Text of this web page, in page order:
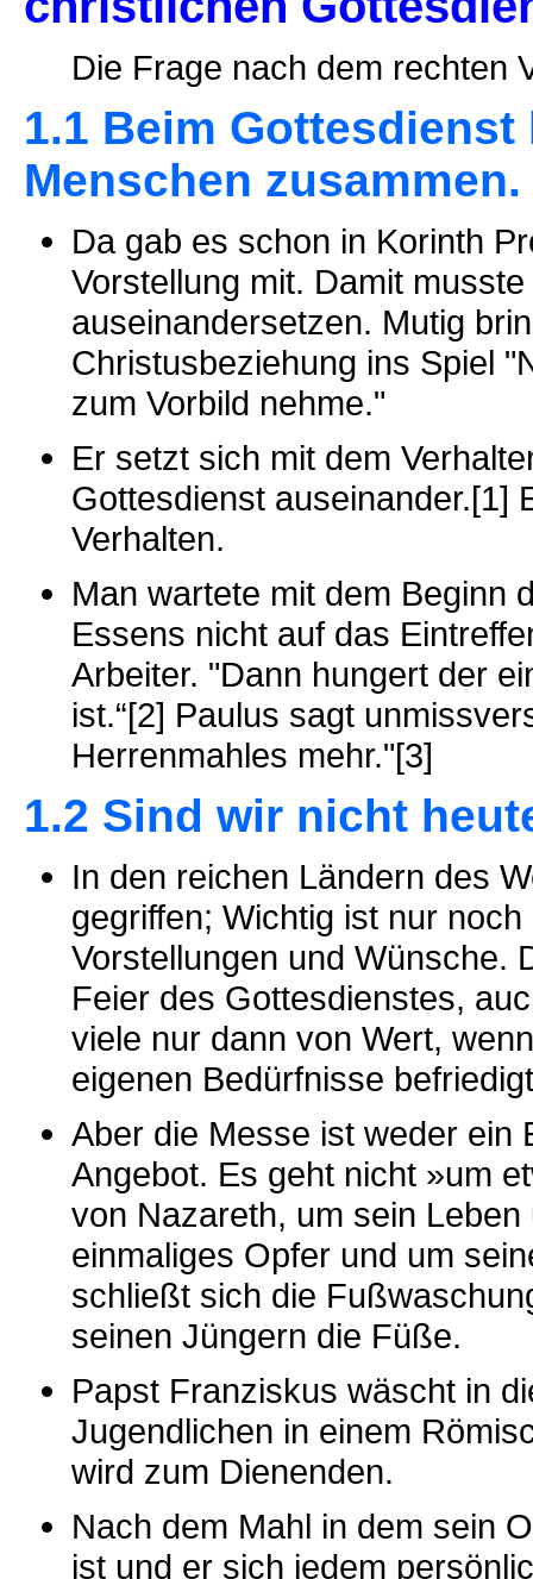
Die Frage nach dem rechten
1.1 Beim
Menschen zusammen.
Da gab es schon in Korinth
Vorstellung mit. Damit
auseinandersetzen. Mutig
Christusbeziehung ins Spiel
zum Vorbild nehme."
Er setzt sich mit dem
Gottesdienst auseinander.[1]
Verhalten.
Man wartete mit dem Beginn
Essens nicht auf das
Arbeiter. "Dann hungert der
ist.“[2] Paulus sagt
Herrenmahles mehr."[3]
1.2 Sind wir nicht
In den reichen Ländern des
gegriffen; Wichtig ist nur
Vorstellungen und Wünsche.
Feier des Gottesdienstes,
viele nur dann von Wert,
eigenen Bedürfnisse
Aber die Messe ist weder ein
Angebot. Es geht nicht »um
von Nazareth, um sein
einmaliges Opfer und um
schließt sich die
seinen Jüngern die Füße.
Papst Franziskus wäscht in
Jugendlichen in einem
wird zum Dienenden.
Nach dem Mahl in dem sein
ist und er sich jedem